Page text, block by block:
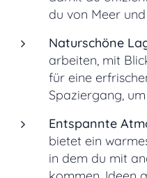
du von Meer
Naturschöne
arbeiten, mit
für eine
Spaziergang,
Entspannte
bietet ein
in dem du mit